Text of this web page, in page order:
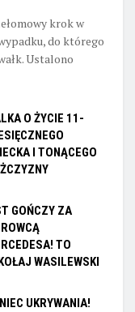
krok w
do którego
Ustalono
O ŻYCIE 11-
I TONĄCEGO
GOŃCZY ZA
TO
WASILEWSKI
UKRYWANIA!